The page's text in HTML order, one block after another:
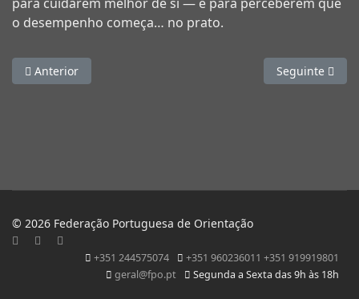
o desempenho começa… no prato.
Artigo anterior: Faz o certo… mesmo quando ninguém está a
Anterior Artigo
Seguinte
© 2026 Federação Portuguesa de Orientação
+351 244575074
+351 960236011 +351 919919801
geral@fpo.pt
Segunda a Sexta das 9h às 18h